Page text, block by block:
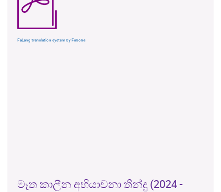
FaLang translation system by Faboba
මෑත කාලීන අභියාචනා තීන්දු (2024 -